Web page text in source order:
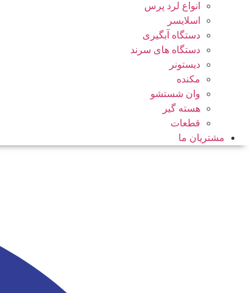
انواع لرد پرس
اسلایسر
دستگاه آبگیری
دستگاه های سرند
دیستونر
مکنده
وان شستشو
هسته گیر
قطعات
مشتریان ما